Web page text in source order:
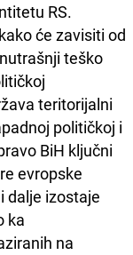
RS.
će zavisiti od
teško
teritorijalni
političkoj i
BiH ključni
evropske
dalje izostaje
ka
na